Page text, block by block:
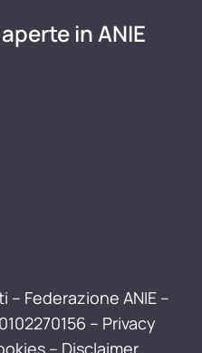
in ANIE
Federazione ANIE –
– Privacy